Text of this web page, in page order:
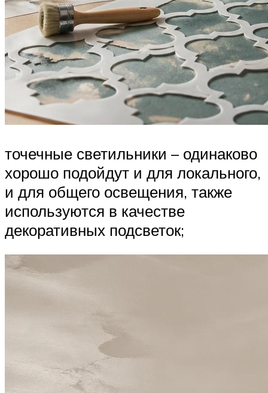
точечные светильники – одинаково
хорошо подойдут и для локального,
и для общего освещения, также
используются в качестве
декоративных подсветок;